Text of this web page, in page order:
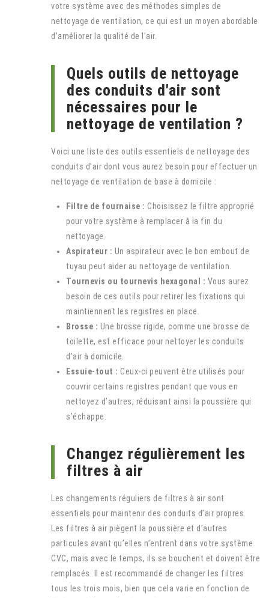
votre système avec des méthodes simples de
nettoyage de ventilation, ce qui est un moyen abordable
d’améliorer la qualité de l’air.
Quels outils de nettoyage
des conduits d'air sont
nécessaires pour le
nettoyage de ventilation ?
Voici une liste des outils essentiels de nettoyage des
conduits d’air dont vous aurez besoin pour effectuer un
nettoyage de ventilation de base à domicile :
Filtre de fournaise : Choisissez le filtre approprié
pour votre système à remplacer à la fin du
nettoyage.
Aspirateur : Un aspirateur avec le bon embout de
tuyau peut aider au nettoyage de ventilation.
Tournevis ou tournevis hexagonal : Vous aurez
besoin de ces outils pour retirer les fixations qui
maintiennent les registres en place.
Brosse : Une brosse rigide, comme une brosse de
toilette, est efficace pour nettoyer les conduits
d’air à domicile.
Essuie-tout : Ceux-ci peuvent être utilisés pour
couvrir certains registres pendant que vous en
nettoyez d’autres, réduisant ainsi la poussière qui
s’échappe.
Changez régulièrement les
filtres à air
Les changements réguliers de filtres à air sont
essentiels pour maintenir des conduits d’air propres.
Les filtres à air piègent la poussière et d’autres
particules avant qu’elles n’entrent dans votre système
CVC, mais avec le temps, ils se bouchent et doivent être
remplacés. Il est recommandé de changer les filtres
tous les trois mois, bien que cela varie en fonction de